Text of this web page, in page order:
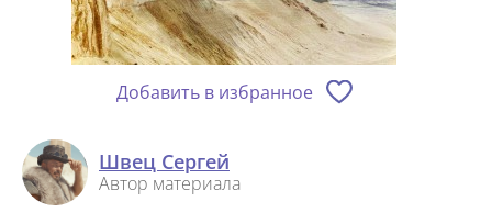
Добавить в избранное
Швец Сергей
Автор материала